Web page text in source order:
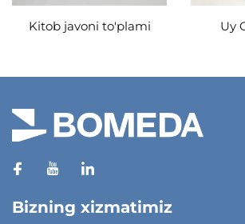
Kitob javoni to'plami Uy
Bizning xizmatimiz